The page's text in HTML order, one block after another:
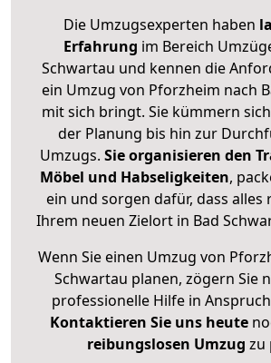
Die Umzugsexperten haben
Erfahrung im Bereich
Schwartau und kennen die
ein Umzug von Pforzheim nach
mit sich bringt. Sie kümmern
der Planung bis hin zur
Umzugs. Sie organisieren den
Möbel und Habseligkeiten,
ein und sorgen dafür, dass alles
Ihrem neuen Zielort in Bad
Wenn Sie einen Umzug von
Schwartau planen, zögern Sie
professionelle Hilfe in
Kontaktieren Sie uns heute
reibungslosen Umzug zu